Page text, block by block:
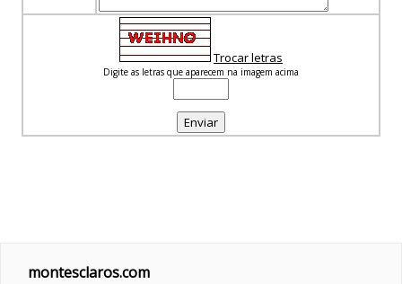
Trocar letras
Digite as letras que aparecem na imagem acima
montesclaros.com